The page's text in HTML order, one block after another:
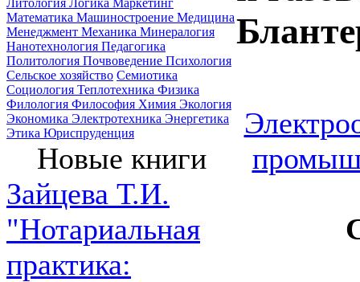
Литология Логика Маркетинг
Математика Машиностроение Медицина
Менеджмент Механика Минералогия
Нанотехнология Педагогика
Политология Почвоведение Психология
Сельское хозяйство Семиотика
Социология Теплотехника Физика
Филология Философия Химия Экология
Экономика Электротехника Энергетика
Этика Юриспруденция
Новые книги
Зайцева Т.И.
"Нотариальная
практика: